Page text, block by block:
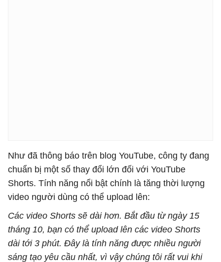
Như đã thông báo trên blog YouTube, công ty đang
chuẩn bị một số thay đổi lớn đối với YouTube
Shorts. Tính năng nổi bật chính là tăng thời lượng
video người dùng có thể upload lên:
Các video Shorts sẽ dài hơn. Bắt đầu từ ngày 15
tháng 10, bạn có thể upload lên các video Shorts
dài tới 3 phút. Đây là tính năng được nhiều người
sáng tạo yêu cầu nhất, vì vậy chúng tôi rất vui khi